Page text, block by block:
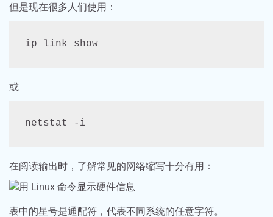
但是现在很多人们使用：
ip link show
或
netstat -i
在阅读输出时，了解常见的网络缩写十分有用：
表中的星号是通配符，代表不同系统的任意字符。